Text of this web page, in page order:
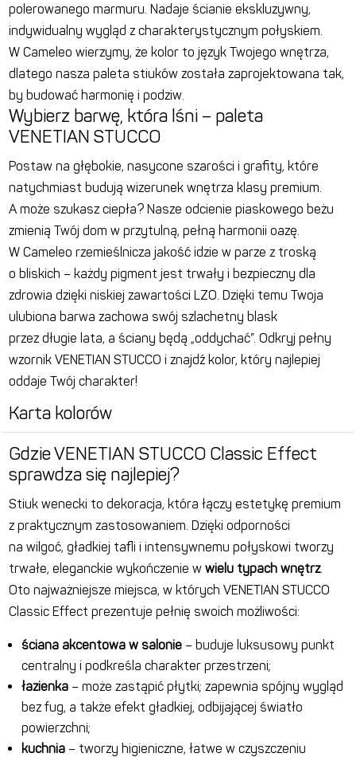
polerowanego marmuru. Nadaje ścianie ekskluzywny,
indywidualny wygląd z charakterystycznym połyskiem.
W Cameleo wierzymy, że kolor to język Twojego wnętrza,
dlatego nasza paleta stiuków została zaprojektowana tak,
by budować harmonię i podziw.
Wybierz barwę, która lśni – paleta
VENETIAN STUCCO
Postaw na głębokie, nasycone szarości i grafity, które
natychmiast budują wizerunek wnętrza klasy premium.
A może szukasz ciepła? Nasze odcienie piaskowego beżu
zmienią Twój dom w przytulną, pełną harmonii oazę.
W Cameleo rzemieślnicza jakość idzie w parze z troską
o bliskich – każdy pigment jest trwały i bezpieczny dla
zdrowia dzięki niskiej zawartości LZO. Dzięki temu Twoja
ulubiona barwa zachowa swój szlachetny blask
przez długie lata, a ściany będą „oddychać”. Odkryj pełny
wzornik VENETIAN STUCCO i znajdź kolor, który najlepiej
oddaje Twój charakter!
Karta kolorów
Gdzie VENETIAN STUCCO Classic Effect
sprawdza się najlepiej?
Stiuk wenecki to dekoracja, która łączy estetykę premium
z praktycznym zastosowaniem. Dzięki odporności
na wilgoć, gładkiej tafli i intensywnemu połyskowi tworzy
trwałe, eleganckie wykończenie w wielu typach wnętrz.
Oto najważniejsze miejsca, w których VENETIAN STUCCO
Classic Effect prezentuje pełnię swoich możliwości:
ściana akcentowa w salonie – buduje luksusowy punkt
centralny i podkreśla charakter przestrzeni;
łazienka – może zastąpić płytki; zapewnia spójny wygląd
bez fug, a także efekt gładkiej, odbijającej światło
powierzchni;
kuchnia – tworzy higieniczne, łatwe w czyszczeniu